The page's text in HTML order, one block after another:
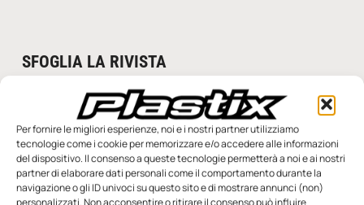
Per fornire le migliori esperienze, noi e i nostri partner utilizziamo
tecnologie come i cookie per memorizzare e/o accedere alle informazioni
del dispositivo. Il consenso a queste tecnologie permetterà a noi e ai nostri
partner di elaborare dati personali come il comportamento durante la
navigazione o gli ID univoci su questo sito e di mostrare annunci (non)
SFOGLIA LA RIVISTA